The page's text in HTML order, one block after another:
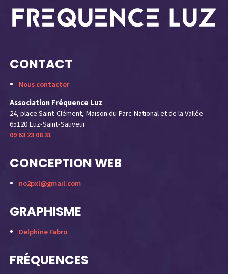
CONTACT
Nous contacter
Association Fréquence Luz
24, place Saint-Clément, Maison du Parc National et de la Vallée
65120 Luz-Saint-Sauveur
09 63 23 08 31
CONCEPTION WEB
no2pxl@gmail.com
GRAPHISME
Delphine Fabro
FRÉQUENCES